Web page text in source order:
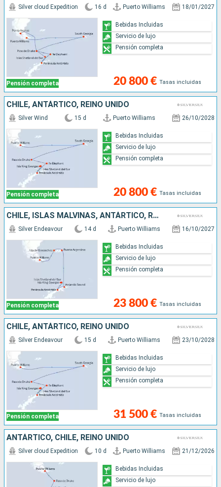
Pensión completa
Silver cloud Expedition 16 d Puerto Williams 18/01/2027
20 800 € Tasas incluidas
Bebidas Incluidas
Servicio de lujo
Pensión completa
CHILE, ANTÁRTICO, REINO UNIDO
Pensión completa
Silver Wind 15 d Puerto Williams 26/10/2028
20 800 € Tasas incluidas
Bebidas Incluidas
Servicio de lujo
Pensión completa
CHILE, ISLAS MALVINAS, ANTÁRTICO, REINO UNIDO
Pensión completa
Silver Endeavour 14 d Puerto Williams 16/10/2027
23 800 € Tasas incluidas
Bebidas Incluidas
Servicio de lujo
Pensión completa
CHILE, ANTÁRTICO, REINO UNIDO
Pensión completa
Silver Endeavour 15 d Puerto Williams 23/10/2028
31 500 € Tasas incluidas
Bebidas Incluidas
Servicio de lujo
Pensión completa
ANTÁRTICO, CHILE, REINO UNIDO
Silver cloud Expedition 10 d Puerto Williams 21/12/2026
Bebidas Incluidas
Servicio de lujo